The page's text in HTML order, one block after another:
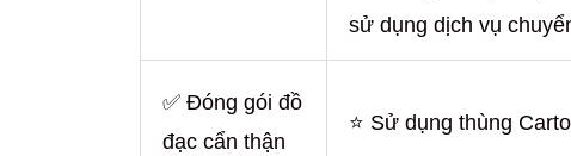
sử dụng dịch vụ
✅ Đóng gói đồ
đạc cẩn thận
⭐ Sử dụng thùng